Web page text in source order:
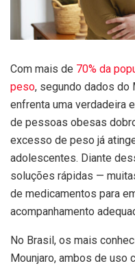
Com mais de 70% da
peso, segundo dados do
enfrenta uma verdadeira
de pessoas obesas
excesso de peso já
adolescentes. Diante
soluções rápidas —
de medicamentos para
acompanhamento
No Brasil, os mais
Mounjaro, ambos de uso